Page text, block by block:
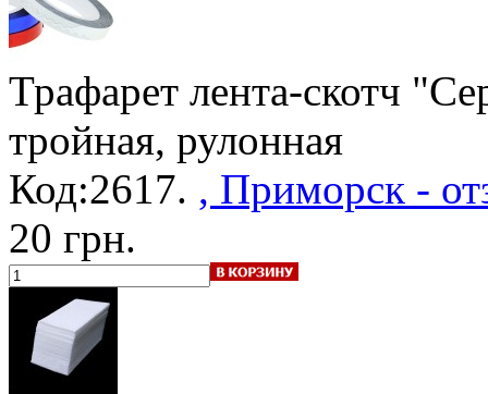
Трафарет лента-скотч
тройная, рулонная
Код:2617. , Приморск -
20 грн.